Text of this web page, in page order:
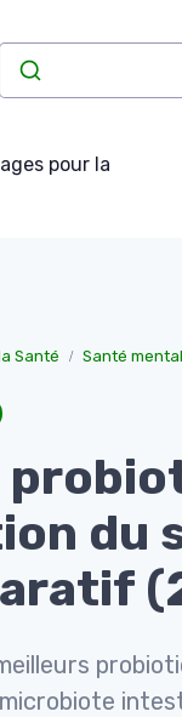
pour la
Santé Santé
du